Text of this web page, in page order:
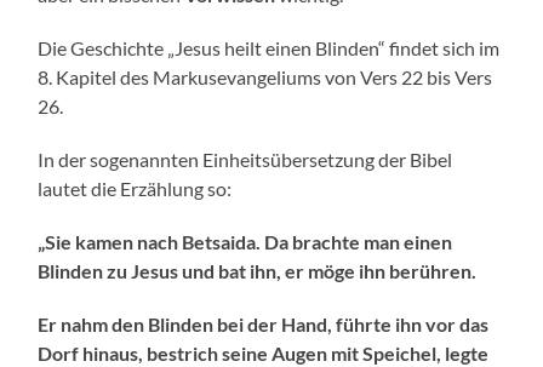
Die Geschichte „Jesus heilt einen Blinden“ findet sich im
8. Kapitel des Markusevangeliums von Vers 22 bis Vers
26.
In der sogenannten Einheitsübersetzung der Bibel
lautet die Erzählung so:
„Sie kamen nach Betsaida. Da brachte man einen
Blinden zu Jesus und bat ihn, er möge ihn berühren.
Er nahm den Blinden bei der Hand, führte ihn vor das
Dorf hinaus, bestrich seine Augen mit Speichel, legte